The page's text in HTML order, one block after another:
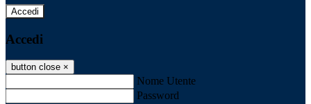
Accedi
Accedi
button close ×
Nome Utente
Password